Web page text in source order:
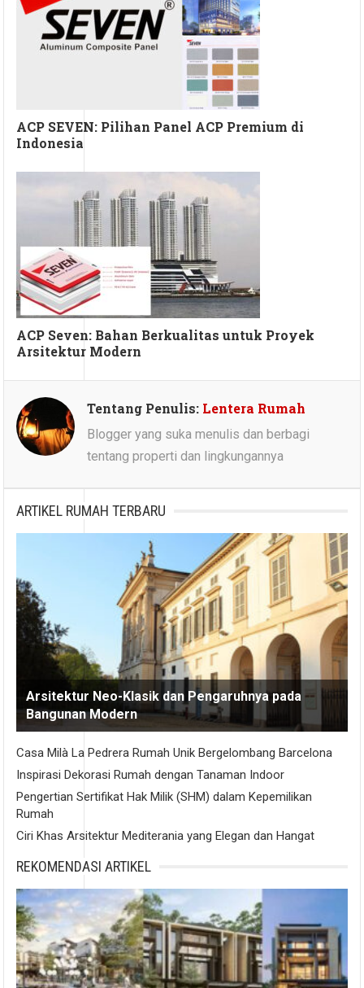
ACP SEVEN: Pilihan Panel ACP Premium di
Indonesia
ACP Seven: Bahan Berkualitas untuk Proyek
Arsitektur Modern
Tentang Penulis: Lentera Rumah
Blogger yang suka menulis dan berbagi
tentang properti dan lingkungannya
ARTIKEL RUMAH TERBARU
Arsitektur Neo-Klasik dan Pengaruhnya pada
Bangunan Modern
Casa Milà La Pedrera Rumah Unik Bergelombang Barcelona
Inspirasi Dekorasi Rumah dengan Tanaman Indoor
Pengertian Sertifikat Hak Milik (SHM) dalam Kepemilikan
Rumah
Ciri Khas Arsitektur Mediterania yang Elegan dan Hangat
REKOMENDASI ARTIKEL